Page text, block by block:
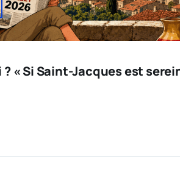
« Si Saint-Jacques est